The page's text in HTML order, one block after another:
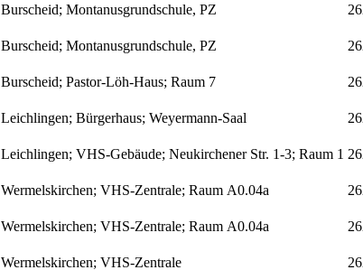
Burscheid; Montanusgrundschule, PZ
Burscheid; Montanusgrundschule, PZ
Burscheid; Pastor-Löh-Haus; Raum 7
Leichlingen; Bürgerhaus; Weyermann-Saal
Leichlingen; VHS-Gebäude; Neukirchener Str. 1-3; Raum 1
Wermelskirchen; VHS-Zentrale; Raum A0.04a
Wermelskirchen; VHS-Zentrale; Raum A0.04a
Wermelskirchen; VHS-Zentrale